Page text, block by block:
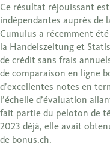
Ce résultat réjouissant
indépendantes auprès de
Cumulus a récemment
la Handelszeitung et
de crédit sans frais
de comparaison en ligne
d’excellentes notes en
l’échelle d’évaluation
fait partie du peloton de
2023 déjà, elle avait
de bonus.ch.